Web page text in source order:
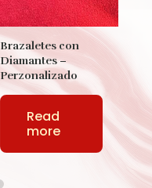
Brazaletes con
Diamantes –
Perzonalizado
Read
more